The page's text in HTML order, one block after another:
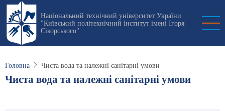
Перейти
основного
вмісту
Національний технічний університет України
"Київський політехнічний інститут імені Ігоря
Сікорського"
Головна Чиста вода та належні санітарні умови
Чиста вода та належні санітарні умови